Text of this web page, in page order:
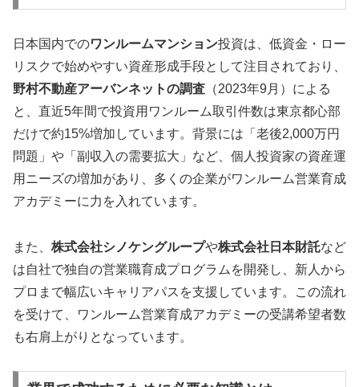
日本国内でのワンルームマンション投資は、低資金・ロー
リスクで始めやすい資産形成手段として注目されており、
野村不動産アーバンネットの調査 （2023年9月）による
と、直近5年間で投資用ワンルーム取引件数は東京都心部
だけで約15%増加しています。背景には「老後2,000万円
問題」や「副収入の需要拡大」など、個人投資家の資産運
用ニーズの増加があり、多くの企業がワンルーム営業育成
アカデミーに力を入れています。
また、 株式会社シノケングループや株式会社日本財託など
は自社で独自の営業職育成プログラムを開発し、新人から
プロまで幅広いキャリアパスを支援しています。この流れ
を受けて、ワンルーム営業育成アカデミーの受講希望者数
も右肩上がりとなっています。